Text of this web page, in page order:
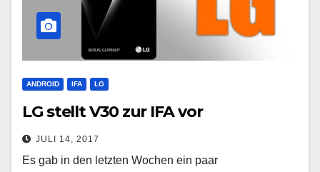
ANDROID IFA LG
LG stellt V30 zur IFA vor
JULI 14, 2017
Es gab in den letzten Wochen ein paar